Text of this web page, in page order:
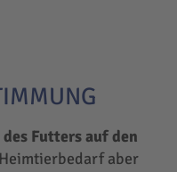
Futters auf den
aber